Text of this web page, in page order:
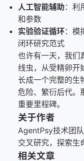
人工智能辅助 ：利
和参数
实验验证循环：
闭环研究范式
也许有一天，我们
线虫，从受精卵开
长成一个完整的生
危险、繁衍后代。
重要里程碑。
关于作者
AgentPsy技术团
交叉研究，探索生
相关文章